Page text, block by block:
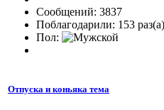
Сообщений: 3837
Поблагодарили: 153 раз(а)
Пол:
Отпуска и коньяка тема